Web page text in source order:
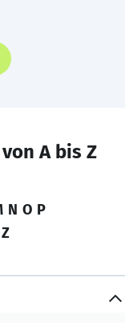
A bis Z
N O P
Z